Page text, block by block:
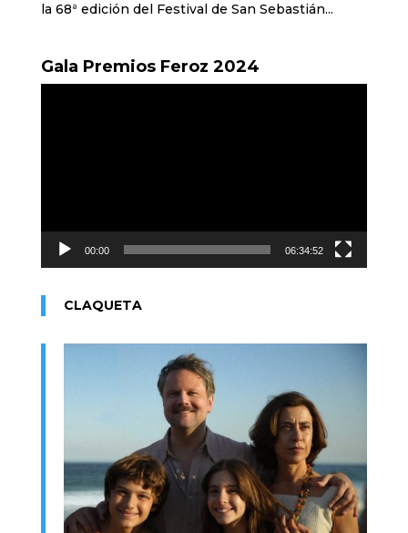
la 68ª edición del Festival de San Sebastián...
Gala Premios Feroz 2024
00:00 06:34:52
CLAQUETA